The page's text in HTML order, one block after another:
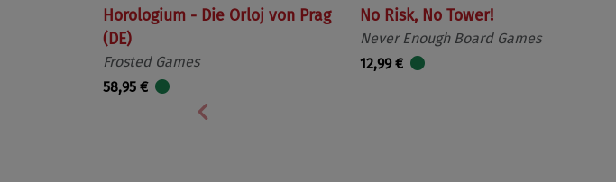
Horologium - Die Orloj von Prag
(DE)
Frosted Games
58,95 €
No Risk, No Tower!
Never Enough Board Games
12,99 €
Vorherige